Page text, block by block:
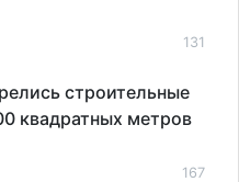
131
строительные
квадратных метров
167